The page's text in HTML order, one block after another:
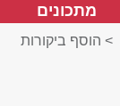
מתכונים
> הוסף ביקורות